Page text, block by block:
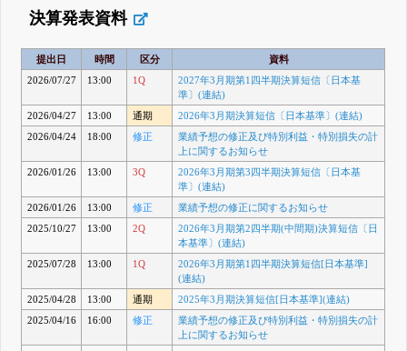
決算発表資料
提出日 時間 区分
資料
2026/07/27
13:00 1Q
2027年3月期第1四半期決算短信〔日本基
準〕(連結)
2026/04/27
13:00 通期
2026年3月期決算短信〔日本基準〕(連結)
2026/04/24
18:00 修正
業績予想の修正及び特別利益・特別損失の計
上に関するお知らせ
2026/01/26
13:00 3Q
2026年3月期第3四半期決算短信〔日本基
準〕(連結)
2026/01/26
13:00 修正
業績予想の修正に関するお知らせ
2025/10/27
13:00 2Q
2026年3月期第2四半期(中間期)決算短信〔日
本基準〕(連結)
2025/07/28
13:00 1Q
2026年3月期第1四半期決算短信[日本基準]
(連結)
2025/04/28
13:00 通期
2025年3月期決算短信[日本基準](連結)
2025/04/16
16:00 修正
業績予想の修正及び特別利益・特別損失の計
上に関するお知らせ